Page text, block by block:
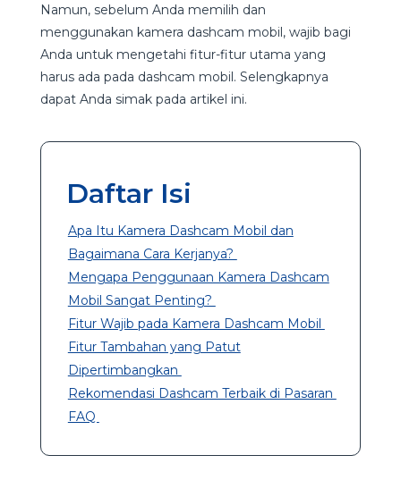
Namun, sebelum Anda memilih dan
menggunakan kamera dashcam mobil, wajib bagi
Anda untuk mengetahi fitur-fitur utama yang
harus ada pada dashcam mobil. Selengkapnya
dapat Anda simak pada artikel ini.
Daftar Isi
Apa Itu Kamera Dashcam Mobil dan
Bagaimana Cara Kerjanya?
Mengapa Penggunaan Kamera Dashcam
Mobil Sangat Penting?
Fitur Wajib pada Kamera Dashcam Mobil
Fitur Tambahan yang Patut
Dipertimbangkan
Rekomendasi Dashcam Terbaik di Pasaran
FAQ